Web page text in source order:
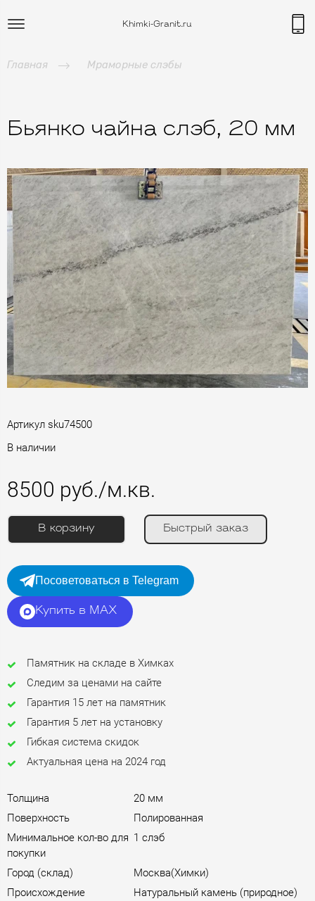
Khimki-Granit.ru
Главная Мраморные слэбы
Бьянко чайна слэб, 20 мм
Артикул sku74500
В наличии
8500 руб./м.кв.
В корзину Быстрый заказ
Посоветоваться в Telegram
Купить в MAX
Памятник на складе в Химках
Следим за ценами на сайте
Гарантия 15 лет на памятник
Гарантия 5 лет на установку
Гибкая система скидок
Актуальная цена на 2024 год
Толщина
20 мм
Поверхность
Полированная
Минимальное кол-во для
покупки
1 слэб
Город (склад)
Москва(Химки)
Происхождение
Натуральный камень (природное)